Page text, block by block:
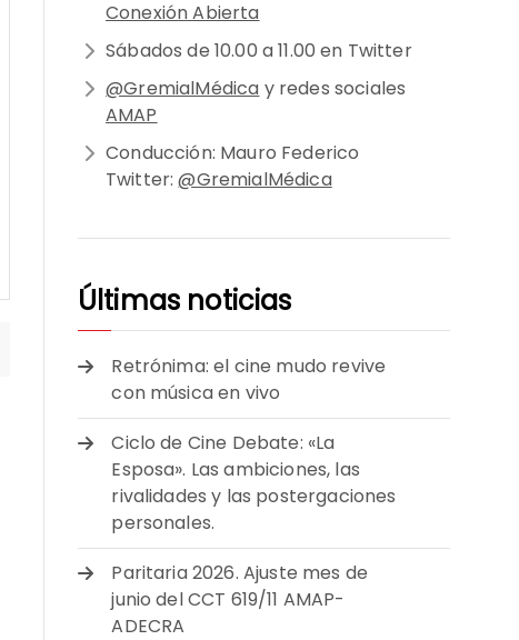
Conexión Abierta
Sábados de 10.00 a 11.00 en Twitter
@GremialMédica y redes sociales
AMAP
Conducción: Mauro Federico
Twitter:@GremialMédica
Últimas noticias
Retrónima: el cine mudo revive
con música en vivo
Ciclo de Cine Debate: «La
Esposa». Las ambiciones, las
rivalidades y las postergaciones
personales.
Paritaria 2026. Ajuste mes de
junio del CCT 619/11 AMAP-
ADECRA